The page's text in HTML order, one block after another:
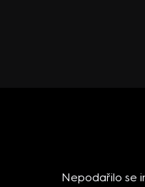
Nepodařilo se